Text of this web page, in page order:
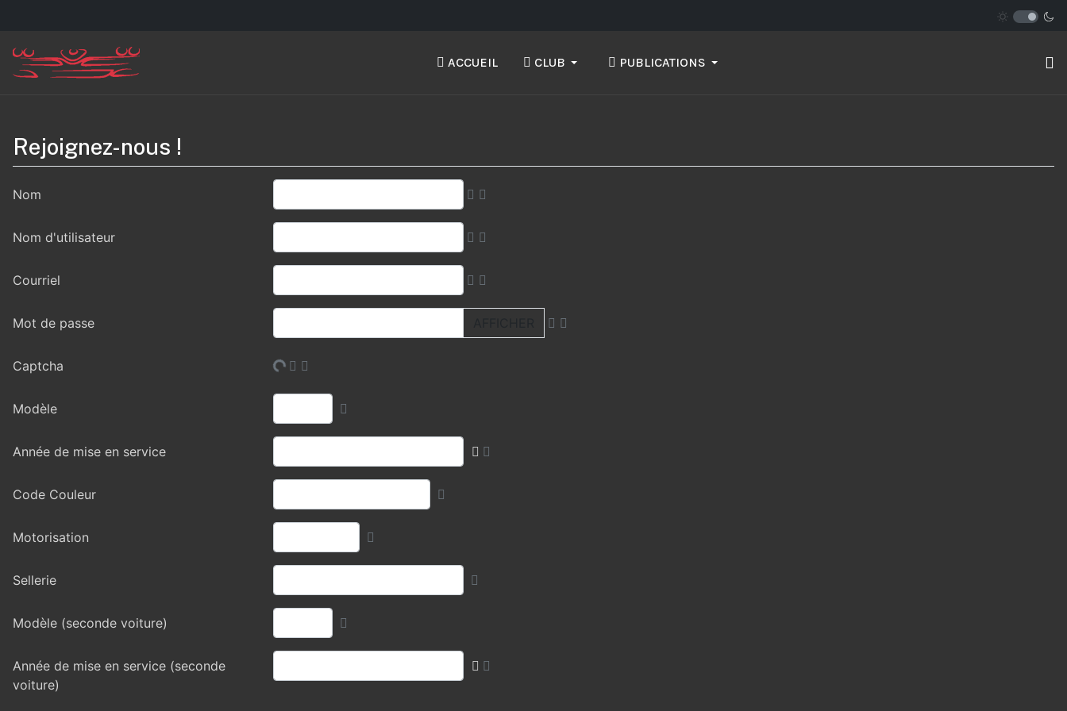
ACCUEIL CLUB PUBLICATIONS
Rejoignez-nous !
Nom
Nom d'utilisateur
Courriel
Mot de passe
Captcha
Modèle
Année de mise en service
Code Couleur
Motorisation
Sellerie
Modèle (seconde voiture)
Année de mise en service (seconde
voiture)